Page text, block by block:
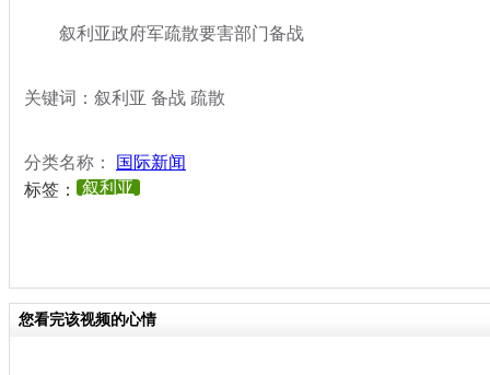
叙利亚政府军疏散要害部门备战
关键词：叙利亚 备战 疏散
分类名称：
国际新闻
标签：
叙利亚
您看完该视频的心情